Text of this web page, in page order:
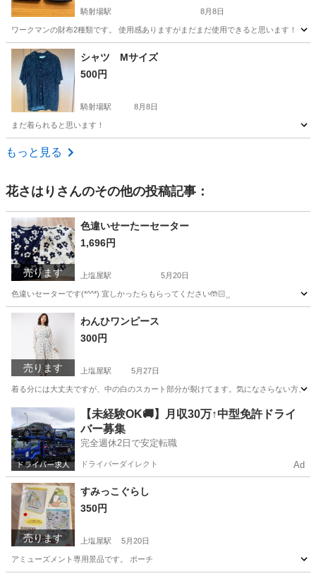
騎射場駅 8月8日
ワークマンの財布2種類です。 使用感ありますがまだまだ使用できると思います！
鹿児島 鹿児島市 騎射場駅 小物
シャツ Mサイズ
500円
騎射場駅 8月8日
まだ着られると思います！
鹿児島 鹿児島市
もっと見る
花さはり さんのその他の投稿記事：
売ります
色違いせーたーセーター
1,696円
上塩屋駅 5月20日
色違いセーターです(*^^*) 宜しかったらもらってください🤲🏻⸒⸒
鹿児島 鹿児島市
売ります
わんひワンピース
300円
上塩屋駅 5月27日
着る分には大丈夫ですが、中の白のスカート部分が裂けてます。気になさらない方、直
鹿児島市 上塩屋駅 ワンピース
【未経験OK🚚】月収30万↑中型免許ドライ
バー募集
完全週休2日で安定転職
ドライバーダイレクト Ad
売ります
すみっこぐらし
350円
上塩屋駅 5月20日
アミューズメント専用景品です。 ポーチ